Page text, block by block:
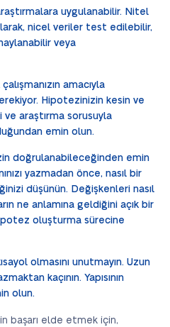
uygulanabilir. Nitel
nicel veriler test edilebilir,
veya
amacıyla
Hipotezinizin kesin ve
ve araştırma sorusuyla
emin olun.
doğrulanabileceğinden emin
yazmadan önce, nasıl bir
düşünün. Değişkenleri nasıl
ne anlamına geldiğini açık bir
oluşturma sürecine
olmasını unutmayın. Uzun
kaçının. Yapısının
olun.
başarı elde etmek için,